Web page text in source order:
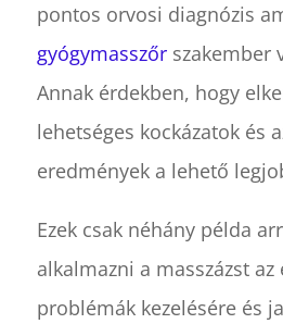
pontos orvosi diagnózis
gyógymasszőr szakember
Annak érdekben, hogy
lehetséges kockázatok és
eredmények a lehető
Ezek csak néhány példa
alkalmazni a masszázst az
problémák kezelésére és